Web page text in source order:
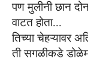
पणमुलीनी छान
वाटत होता...
तिच्याचेहऱ्यावर
ती सगळीकडे डोळे